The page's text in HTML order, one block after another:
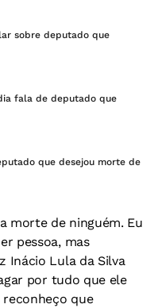
sobre deputado que
fala de deputado que
que desejou morte de
morte de ninguém. Eu
pessoa, mas
Inácio Lula da Silva
por tudo que ele
reconheço que